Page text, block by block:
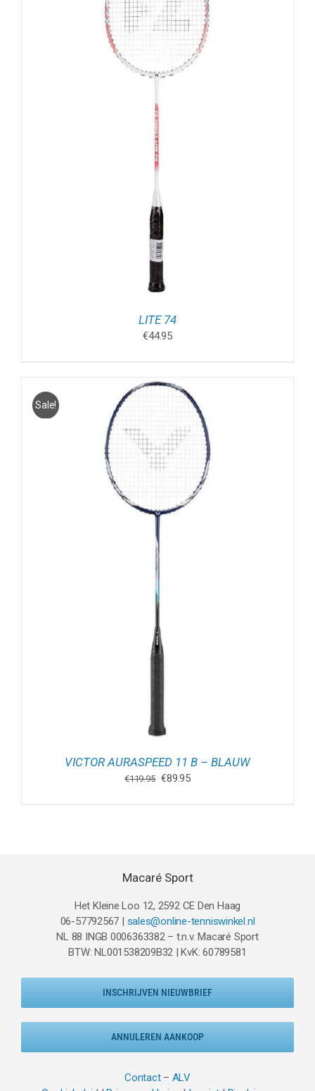
LITE 74
€44.95
Sale!
VICTOR AURASPEED 11 B – BLAUW
€119.95 Oorspronkelijke
€89.95Huidige
Macaré Sport
Het Kleine Loo 12, 2592 CE Den Haag
06-57792567 | sales@online-tenniswinkel.nl
NL 88 INGB 0006363382 – t.n.v. Macaré Sport
BTW: NL001538209B32 | KvK: 60789581
INSCHRIJVEN NIEUWBRIEF
ANNULEREN AANKOOP
Contact– ALV